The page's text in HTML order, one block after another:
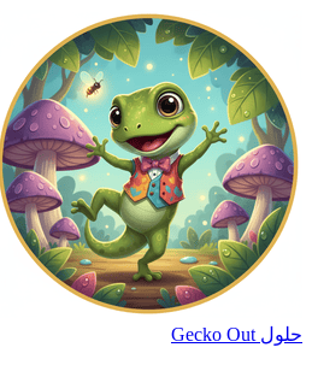
حلول Gecko Out